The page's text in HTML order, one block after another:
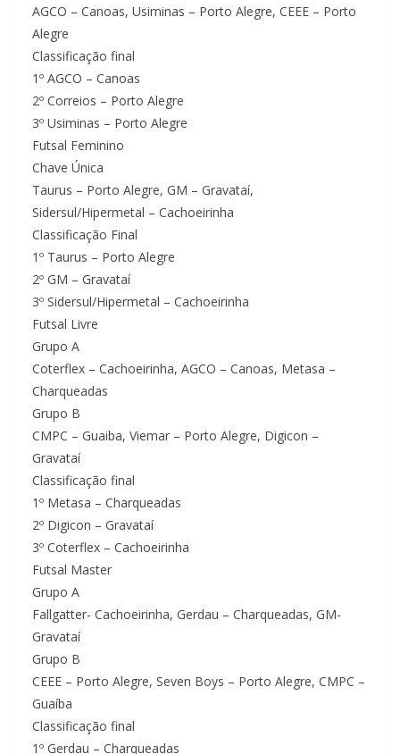
AGCO – Canoas, Usiminas – Porto Alegre, CEEE – Porto
Alegre
Classificação final
1º AGCO – Canoas
2º Correios – Porto Alegre
3º Usiminas – Porto Alegre
Futsal Feminino
Chave Única
Taurus – Porto Alegre, GM – Gravataí,
Sidersul/Hipermetal – Cachoeirinha
Classificação Final
1º Taurus – Porto Alegre
2º GM – Gravataí
3º Sidersul/Hipermetal – Cachoeirinha
Futsal Livre
Grupo A
Coterflex – Cachoeirinha, AGCO – Canoas, Metasa –
Charqueadas
Grupo B
CMPC – Guaiba, Viemar – Porto Alegre, Digicon –
Gravataí
Classificação final
1º Metasa – Charqueadas
2º Digicon – Gravataí
3º Coterflex – Cachoeirinha
Futsal Master
Grupo A
Fallgatter- Cachoeirinha, Gerdau – Charqueadas, GM-
Gravataí
Grupo B
CEEE – Porto Alegre, Seven Boys – Porto Alegre, CMPC –
Guaíba
Classificação final
1º Gerdau – Charqueadas